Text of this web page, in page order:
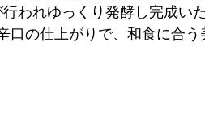
われゆっくり発酵し完成いた
口の仕上がりで、和食に合